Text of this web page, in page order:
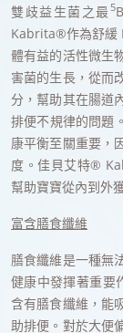
雙歧益生菌之最 5
Kabrita®作為舒緩
體有益的活性微生
害菌的生長，從而
分，幫助其在腸道
排便不規律的問題
康平衡至關重要，
度。佳貝艾特®
幫助寶寶從內到外
富含膳食纖維
膳食纖維是一種無
健康中發揮著重
含有膳食纖維，能
助排便。對於大便